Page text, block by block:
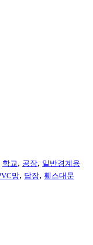
학교 , 공장, 일반경계용
망, 담장, 휀스대문